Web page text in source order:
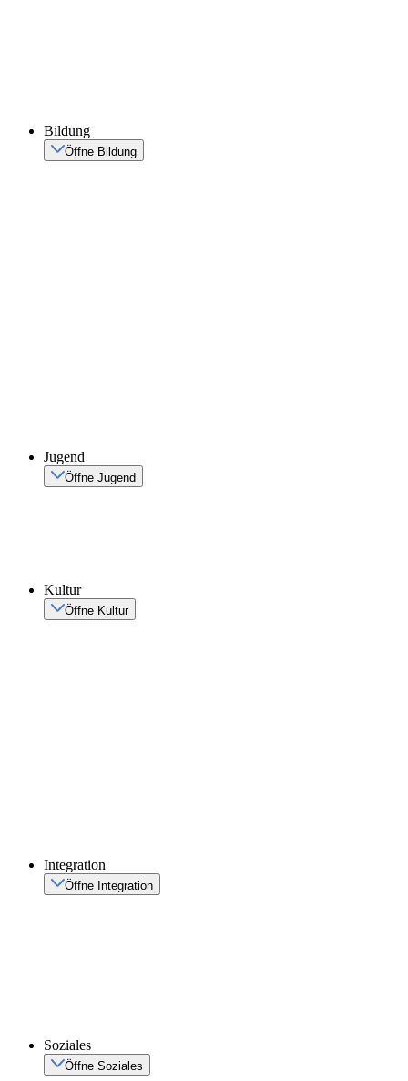
Bildung
Öffne Bildung
Jugend
Öffne Jugend
Kultur
Öffne Kultur
Integration
Öffne Integration
Soziales
Öffne Soziales